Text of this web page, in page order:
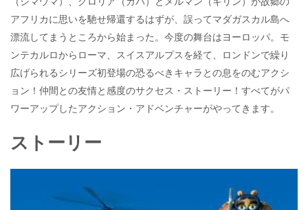
アフリカに思いを馳せ帰還するはずが、誤ってマダガスカル島へ
漂流してまうところから始まった。今度の舞台はヨーロッパ。モ
ンテカルロからローマ、スイスアルプスを経て、ロンドンで繰り
広げられるシリーズ初登場の恐るべきキャラとの息をのむアクシ
ョン！仲間との友情と感度のサクセス・ストーリー！すべてがパ
ワーアップしたアクション・アドベンチャーがやってきます。
ストーリー